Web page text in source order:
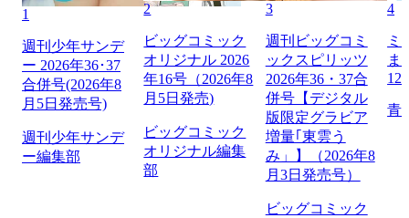
1
週刊少年サンデ
ー 2026年36･37
合併号(2026年8
月5日発売号)
週刊少年サンデ
ー編集部
2
ビッグコミック
オリジナル 2026
年16号（2026年8
月5日発売)
ビッグコミック
オリジナル編集
部
3
週刊ビッグコミ
ックスピリッツ
2026年36・37合
併号【デジタル
版限定グラビア
増量｢東雲う
み」】（2026年8
月3日発売号）
ビッグコミック
4
ミ
ま
129
青